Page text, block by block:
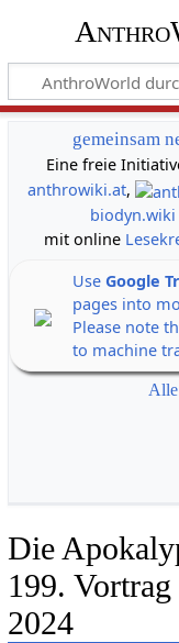
gemeinsam
Eine freie
anthrowiki.at,
biodyn.wiki
mit online
Use Google
pages into
Please note
to machine
Die
199.
2024